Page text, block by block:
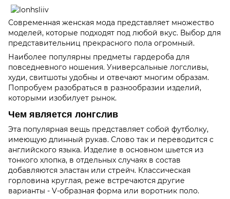
Современная женская мода представляет множество
моделей, которые подходят под любой вкус. Выбор для
представительниц прекрасного пола огромный.
Наиболее популярны предметы гардероба для
повседневного ношения. Универсальные логсливы,
худи, свитшоты удобны и отвечают многим образам.
Попробуем разобраться в разнообразии изделий,
которыми изобилует рынок.
Чем является лонгслив
Эта популярная вещь представляет собой футболку,
имеющую длинный рукав. Слово так и переводится с
английского языка. Изделие в основном шьется из
тонкого хлопка, в отдельных случаях в состав
добавляются эластан или стрейч. Классическая
горловина круглая, реже встречаются другие
варианты - V-образная форма или воротник поло.